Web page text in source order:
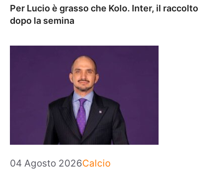
Per Lucio è grasso che Kolo. Inter, il raccolto
dopo la semina
04 Agosto 2026Categorie
Calcio